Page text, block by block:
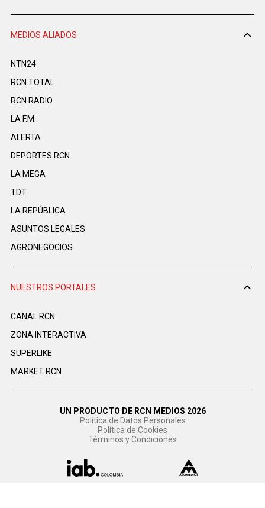
MEDIOS ALIADOS
NTN24
RCN TOTAL
RCN RADIO
LA F.M.
ALERTA
DEPORTES RCN
LA MEGA
TDT
LA REPÚBLICA
ASUNTOS LEGALES
AGRONEGOCIOS
NUESTROS PORTALES
CANAL RCN
ZONA INTERACTIVA
SUPERLIKE
MARKET RCN
UN PRODUCTO DE RCN MEDIOS 2026
Política de Datos Personales
Política de Cookies
Términos y Condiciones